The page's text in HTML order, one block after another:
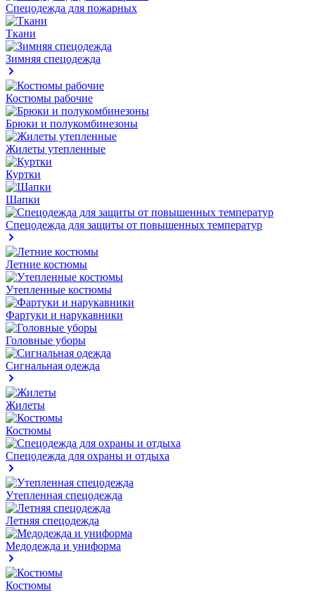
Спецодежда для пожарных
Ткани
Зимняя спецодежда
Костюмы рабочие
Брюки и полукомбинезоны
Жилеты утепленные
Куртки
Шапки
Спецодежда для защиты от повышенных температур
Летние костюмы
Утепленные костюмы
Фартуки и нарукавники
Головные уборы
Сигнальная одежда
Жилеты
Костюмы
Спецодежда для охраны и отдыха
Утепленная спецодежда
Летняя спецодежда
Медодежда и униформа
Костюмы